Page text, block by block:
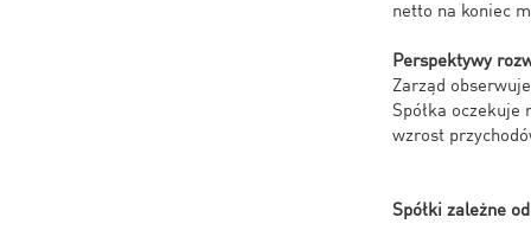
netto na koniec
Perspektywy
Zarząd
Spółka
wzrost
Spółki zależne